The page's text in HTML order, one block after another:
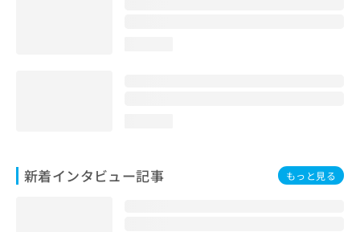
新着インタビュー記事 もっと見る